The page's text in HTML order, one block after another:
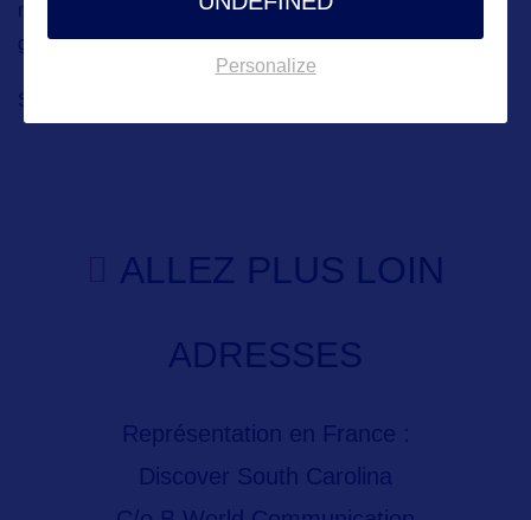
manqueront pas. Procurez-vous un exemplaire de l’hebdo
gratuit City Paper et vous aurez toutes les adresses !
Site internet :
ALLEZ PLUS LOIN
ADRESSES
Représentation en France :
Discover South Carolina
Personalize